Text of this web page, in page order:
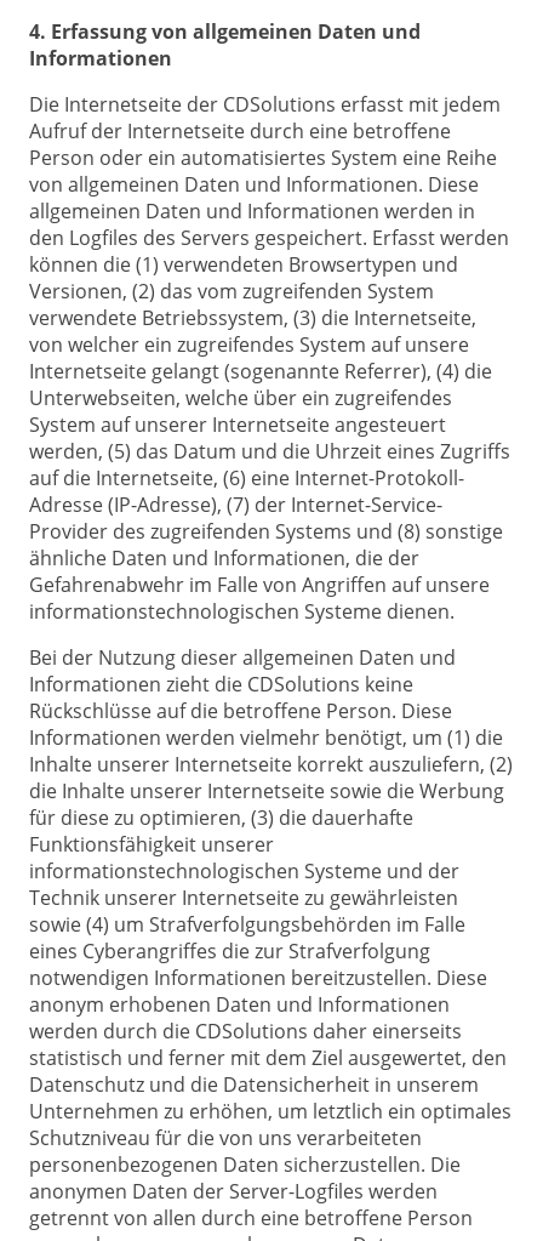
4. Erfassung von allgemeinen Daten und
Informationen
Die Internetseite der CDSolutions erfasst mit jedem
Aufruf der Internetseite durch eine betroffene
Person oder ein automatisiertes System eine Reihe
von allgemeinen Daten und Informationen. Diese
allgemeinen Daten und Informationen werden in
den Logfiles des Servers gespeichert. Erfasst werden
können die (1) verwendeten Browsertypen und
Versionen, (2) das vom zugreifenden System
verwendete Betriebssystem, (3) die Internetseite,
von welcher ein zugreifendes System auf unsere
Internetseite gelangt (sogenannte Referrer), (4) die
Unterwebseiten, welche über ein zugreifendes
System auf unserer Internetseite angesteuert
werden, (5) das Datum und die Uhrzeit eines Zugriffs
auf die Internetseite, (6) eine Internet-Protokoll-
Adresse (IP-Adresse), (7) der Internet-Service-
Provider des zugreifenden Systems und (8) sonstige
ähnliche Daten und Informationen, die der
Gefahrenabwehr im Falle von Angriffen auf unsere
informationstechnologischen Systeme dienen.
Bei der Nutzung dieser allgemeinen Daten und
Informationen zieht die CDSolutions keine
Rückschlüsse auf die betroffene Person. Diese
Informationen werden vielmehr benötigt, um (1) die
Inhalte unserer Internetseite korrekt auszuliefern, (2)
die Inhalte unserer Internetseite sowie die Werbung
für diese zu optimieren, (3) die dauerhafte
Funktionsfähigkeit unserer
informationstechnologischen Systeme und der
Technik unserer Internetseite zu gewährleisten
sowie (4) um Strafverfolgungsbehörden im Falle
eines Cyberangriffes die zur Strafverfolgung
notwendigen Informationen bereitzustellen. Diese
anonym erhobenen Daten und Informationen
werden durch die CDSolutions daher einerseits
statistisch und ferner mit dem Ziel ausgewertet, den
Datenschutz und die Datensicherheit in unserem
Unternehmen zu erhöhen, um letztlich ein optimales
Schutzniveau für die von uns verarbeiteten
personenbezogenen Daten sicherzustellen. Die
anonymen Daten der Server-Logfiles werden
getrennt von allen durch eine betroffene Person